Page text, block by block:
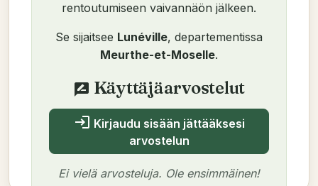
rentoutumiseen vaivannäön jälkeen.
Se sijaitsee Lunéville, departementissa
Meurthe-et-Moselle.
rate_review Käyttäjäarvostelut
login Kirjaudu sisään jättääksesi
arvostelun
Ei vielä arvosteluja. Ole ensimmäinen!